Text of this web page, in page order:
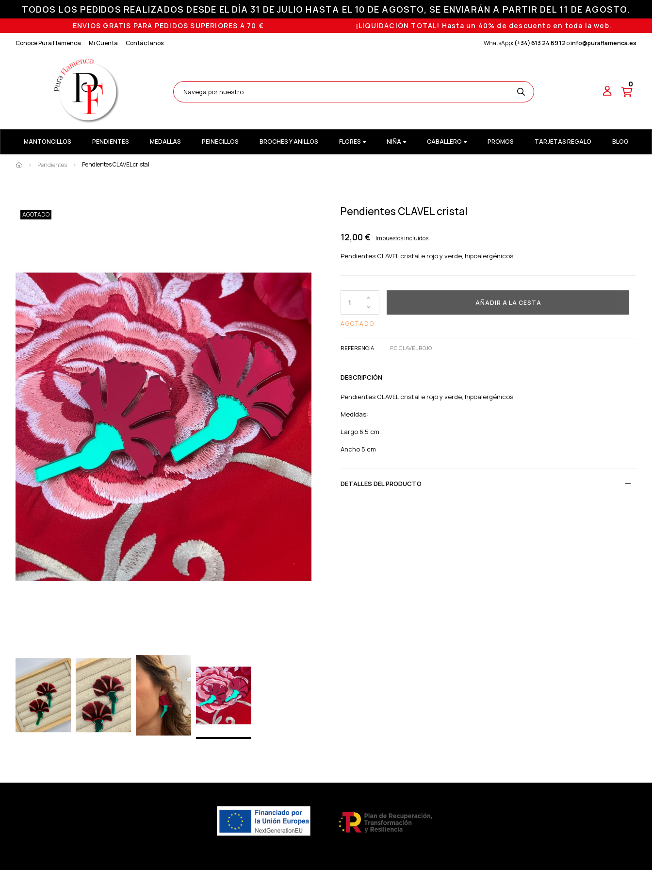
TODOS LOS PEDIDOS REALIZADOS DESDE EL DÍA 31 DE JULIO HASTA EL 10 DE AGOSTO, SE ENVIARÁN A PARTIR DEL 11 DE AGOSTO.
ENVIOS GRATIS PARA PEDIDOS SUPERIORES A 70 € ¡LIQUIDACIÓN TOTAL! Hasta un 40% de descuento en toda la web.
Conoce Pura Flamenca Mi Cuenta Contáctanos WhatsApp: (+34) 613 24 69 12oinfo@puraflamenca.es
0
MANTONCILLOS PENDIENTES MEDALLAS PEINECILLOS BROCHES Y ANILLOS FLORES NIÑA CABALLERO PROMOS TARJETAS REGALO BLOG
Pendientes Pendientes CLAVEL cristal
AGOTADO Pendientes CLAVEL cristal
12,00 € Impuestos incluidos
Pendientes CLAVEL cristal e rojo y verde, hipoalergénicos
AÑADIR A LA CESTA
AGOTADO
REFERENCIA P.C.CLAVEL ROJO
DESCRIPCIÓN
Pendientes CLAVEL cristal e rojo y verde, hipoalergénicos
Medidas:
Largo 6,5 cm
Ancho 5 cm
DETALLES DEL PRODUCTO